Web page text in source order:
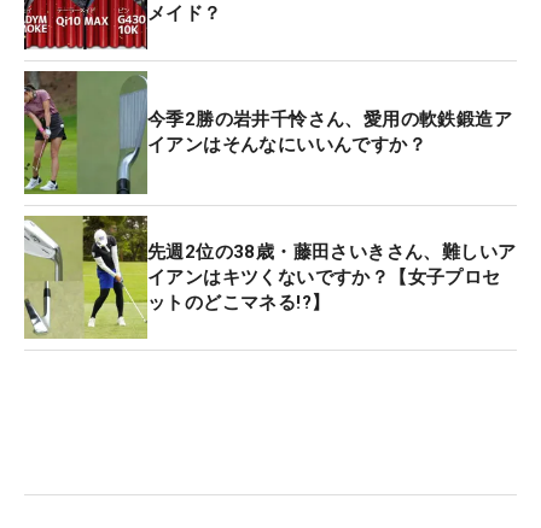
メイド？
今季2勝の岩井千怜さん、愛用の軟鉄鍛造ア
イアンはそんなにいいんですか？
先週2位の38歳・藤田さいきさん、難しいア
イアンはキツくないですか？【女子プロセ
ットのどこマネる!?】